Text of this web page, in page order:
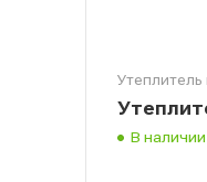
В наличии